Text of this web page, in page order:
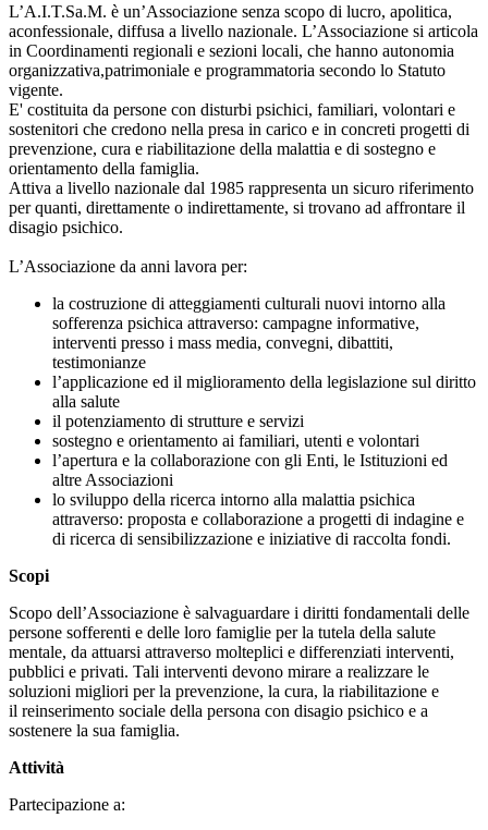
L’A.I.T.Sa.M. è un’Associazione senza scopo di lucro, apolitica,
aconfessionale, diffusa a livello nazionale. L’Associazione si articola
in Coordinamenti regionali e sezioni locali, che hanno autonomia
organizzativa,patrimoniale e programmatoria secondo lo Statuto
vigente.
E' costituita da persone con disturbi psichici, familiari, volontari e
sostenitori che credono nella presa in carico e in concreti progetti di
prevenzione, cura e riabilitazione della malattia e di sostegno e
orientamento della famiglia.
Attiva a livello nazionale dal 1985 rappresenta un sicuro riferimento
per quanti, direttamente o indirettamente, si trovano ad affrontare il
disagio psichico.
L’Associazione da anni lavora per:
la costruzione di atteggiamenti culturali nuovi intorno alla
sofferenza psichica attraverso: campagne informative,
interventi presso i mass media, convegni, dibattiti,
testimonianze
l’applicazione ed il miglioramento della legislazione sul diritto
alla salute
il potenziamento di strutture e servizi
sostegno e orientamento ai familiari, utenti e volontari
l’apertura e la collaborazione con gli Enti, le Istituzioni ed
altre Associazioni
lo sviluppo della ricerca intorno alla malattia psichica
attraverso: proposta e collaborazione a progetti di indagine e
di ricerca di sensibilizzazione e iniziative di raccolta fondi.
Scopi
Scopo dell’Associazione è salvaguardare i diritti fondamentali delle
persone sofferenti e delle loro famiglie per la tutela della salute
mentale, da attuarsi attraverso molteplici e differenziati interventi,
pubblici e privati. Tali interventi devono mirare a realizzare le
soluzioni migliori per la prevenzione, la cura, la riabilitazione e
il reinserimento sociale della persona con disagio psichico e a
sostenere la sua famiglia.
Attività
Partecipazione a: